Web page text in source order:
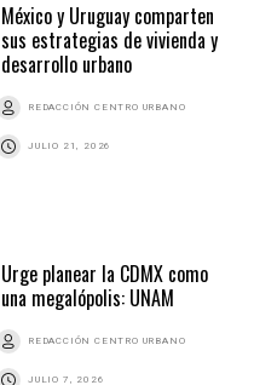
México y Uruguay comparten
sus estrategias de vivienda y
desarrollo urbano
REDACCIÓN CENTRO URBANO
JULIO 21, 2026
Urge planear la CDMX como
una megalópolis: UNAM
REDACCIÓN CENTRO URBANO
JULIO 7, 2026